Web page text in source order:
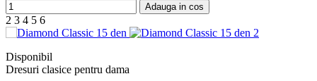
Adauga in cos
2 3 4 5 6
Disponibil
Dresuri clasice pentru dama